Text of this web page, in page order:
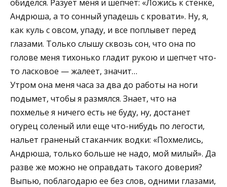
обиделся. Разует меня и шепчет: «Ложись к стенке,
Андрюша, а то сонный упадешь с кровати». Ну, я,
как куль с овсом, упаду, и все поплывет перед
глазами. Только слышу сквозь сон, что она по
голове меня тихонько гладит рукою и шепчет что-
то ласковое — жалеет, значит…
Утром она меня часа за два до работы на ноги
подымет, чтобы я размялся. Знает, что на
похмелье я ничего есть не буду, ну, достанет
огурец соленый или еще что-нибудь по легости,
нальет граненый стаканчик водки: «Похмелись,
Андрюша, только больше не надо, мой милый». Да
разве же можно не оправдать такого доверия?
Выпью, поблагодарю ее без слов, одними глазами,